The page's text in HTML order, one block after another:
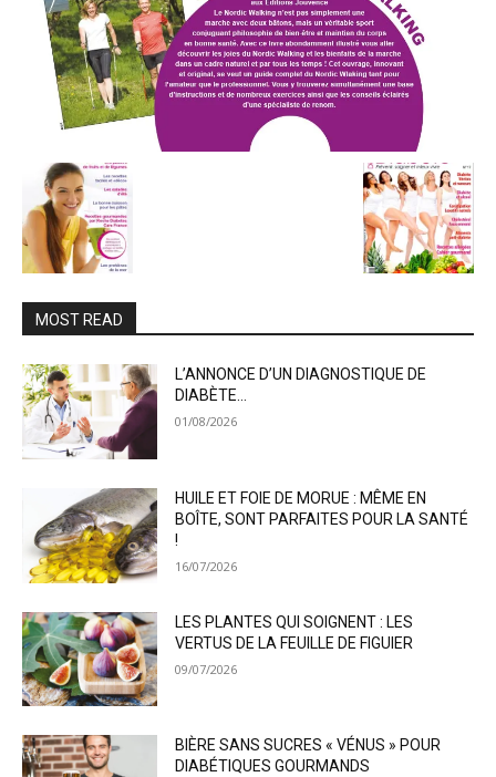
MOST READ
L’ANNONCE D’UN DIAGNOSTIQUE DE
DIABÈTE…
01/08/2026
HUILE ET FOIE DE MORUE : MÊME EN
BOÎTE, SONT PARFAITES POUR LA SANTÉ
!
16/07/2026
LES PLANTES QUI SOIGNENT : LES
VERTUS DE LA FEUILLE DE FIGUIER
09/07/2026
BIÈRE SANS SUCRES « VÉNUS » POUR
DIABÉTIQUES GOURMANDS